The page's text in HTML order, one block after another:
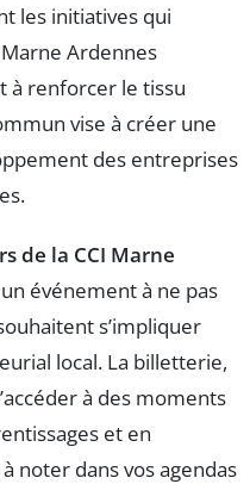
les initiatives qui
Ardennes
à renforcer le tissu
vise à créer une
des entreprises
de la CCI Marne
événement à ne pas
s’impliquer
local. La billetterie,
à des moments
et en
noter dans vos agendas